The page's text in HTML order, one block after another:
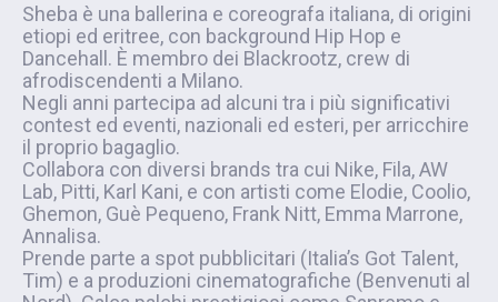
Sheba è una ballerina e coreografa italiana, di origini
etiopi ed eritree, con background Hip Hop e
Dancehall. È membro dei Blackrootz, crew di
afrodiscendenti a Milano.
Negli anni partecipa ad alcuni tra i più significativi
contest ed eventi, nazionali ed esteri, per arricchire
il proprio bagaglio.
Collabora con diversi brands tra cui Nike, Fila, AW
Lab, Pitti, Karl Kani, e con artisti come Elodie, Coolio,
Ghemon, Guè Pequeno, Frank Nitt, Emma Marrone,
Annalisa.
Prende parte a spot pubblicitari (Italia’s Got Talent,
Tim) e a produzioni cinematografiche (Benvenuti al